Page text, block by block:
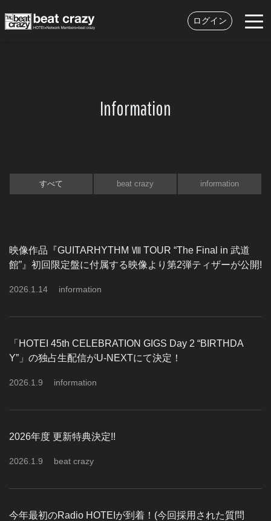
ログイン
Information
すべて beat crazy information
映像作品『GUITARHYTHM Ⅷ TOUR “The Final in 武道
館”』初回限定盤に付属する映像より第2弾ティザーが公開!
2026 1 14 information
「HOTEI 45th CELEBRATION GIGS Day 2 “BIRTHDA
Y”」の独占生配信がU-NEXTにて決定！
2026 1 9 information
2026年度 更新特典決定!!
2026 1 9 beat crazy
今年最初のRadio HOTEIが到着！(今回採用された質問